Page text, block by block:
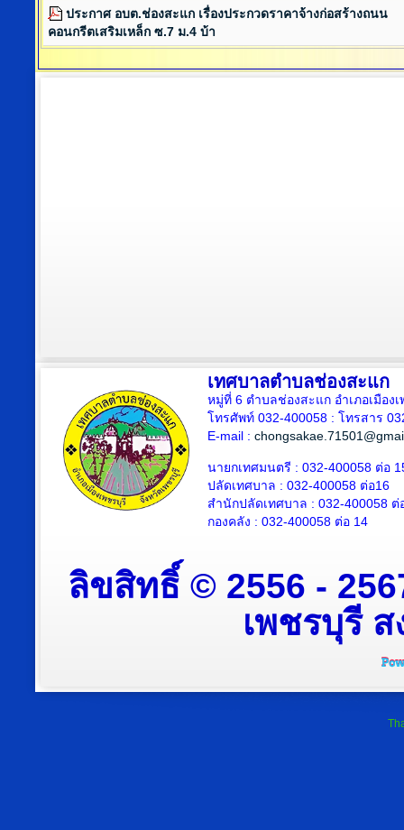
ประกาศ อบต.ช่องสะแก เรื่องประกวดราคาจ้างก่อสร้างถนน
คอนกรีตเสริมเหล็ก ซ.7 ม.4 บ้า
เทศบาลตำบลช่องสะแก
หมู่ที่ 6 ตำบลช่องสะแก อำเภอเมือง
โทรศัพท์ 032-400058 : โทรสาร
E-mail :
นายกเทศมนตรี : 032-400058 ต่อ
ปลัดเทศบาล : 032-400058 ต่อ16
สำนักปลัดเทศบาล : 032-400058 ต่
กองคลัง : 032-400058 ต่อ 14
ลิขสิทธิ์ © 2556 -
เพชรบุรี